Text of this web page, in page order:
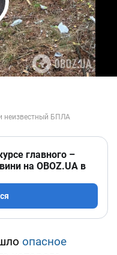
Video
главного –
на OBOZ.UA в
опасное